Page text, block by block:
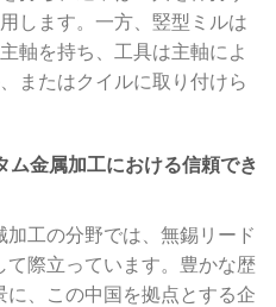
します。一方、竪型ミルは
軸を持ち、工具は主軸によ
またはクイルに取り付けら
ム金属加工における信頼でき
工の分野では、無錫リード
際立っています。豊かな歴
、この中国を拠点とする企